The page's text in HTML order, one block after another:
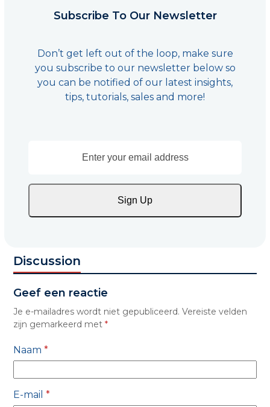
Subscribe To Our Newsletter
Don’t get left out of the loop, make sure
you subscribe to our newsletter below so
you can be notified of our latest insights,
tips, tutorials, sales and more!
address
Sign Up
Discussion
Geef een reactie
Je e-mailadres wordt niet gepubliceerd. Vereiste velden
zijn gemarkeerd met*
Naam*
E-mail*